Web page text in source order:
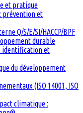
et pratique
prévention et
Q/S/E/SI/HACCP/BPF
durable
identification et
du développement
(ISO 14001, ISO
climatique :